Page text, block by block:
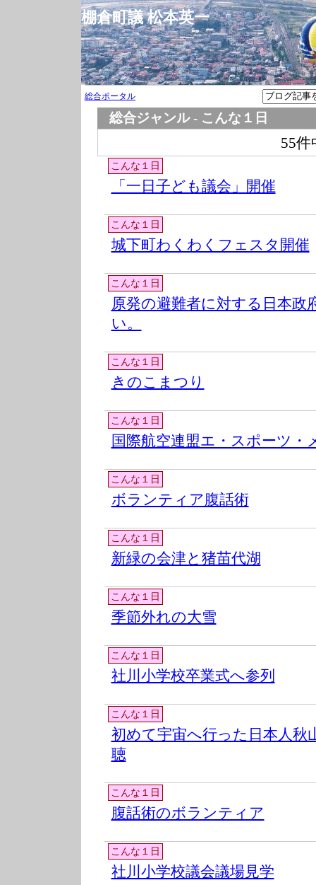
棚倉町議 松本英一
総合ポータル
総合ジャンル - こんな１日
55件
こんな１日
「一日子ども議会」開催
こんな１日
城下町わくわくフェスタ開催
こんな１日
原発の避難者に対する日本政
い。
こんな１日
きのこまつり
こんな１日
国際航空連盟エ・スポーツ・
こんな１日
ボランティア腹話術
こんな１日
新緑の会津と猪苗代湖
こんな１日
季節外れの大雪
こんな１日
社川小学校卒業式へ参列
こんな１日
初めて宇宙へ行った日本人秋
聴
こんな１日
腹話術のボランティア
こんな１日
社川小学校議会議場見学